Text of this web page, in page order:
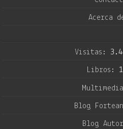
Acerca
Visitas:
Libros:
Blog
Blog